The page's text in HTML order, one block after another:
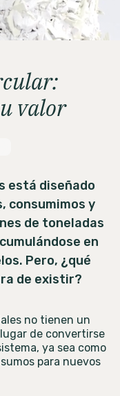
valor
está diseñado
consumimos y
de toneladas
en
Pero, ¿qué
de existir?
no tienen un
de convertirse
ya sea como
para nuevos